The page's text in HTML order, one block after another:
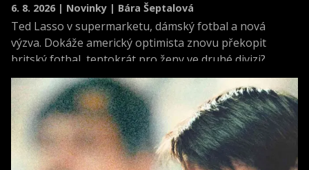
6. 8. 2026 | Novinky | Bára Šeptalová
Ted Lasso v supermarketu, dámský fotbal a nová
výzva. Dokáže americký optimista znovu překopit
britský fotbal, tentokrát pro ženy ve druhé divizi?